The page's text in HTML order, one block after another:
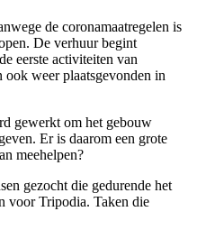
de coronamaatregelen is
De verhuur begint
eerste activiteiten van
weer plaatsgevonden in
gewerkt om het gebouw
Er is daarom een grote
meehelpen?
gezocht die gedurende het
voor Tripodia. Taken die